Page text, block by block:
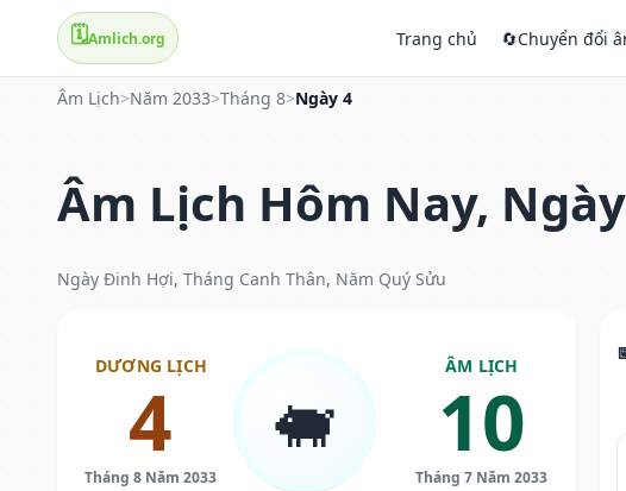
🗓️Amlich.org Trang chủ 🔄Chuyển đổi
Âm Lịch>Năm 2033>Tháng 8>Ngày 4
Âm Lịch Hôm Nay,
Ngày Đinh Hợi, Tháng Canh Thân, Năm Quý Sửu
DƯƠNG LỊCH
4
Tháng 8 Năm 2033
🐖
ÂM LỊCH
10
Tháng 7 Năm 2033